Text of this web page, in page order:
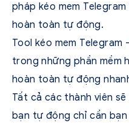
pháp kéo mem
hoàn toàn tự động.
Tool kéo mem Telegram
trong những phần mềm
hoàn toàn tự động
Tất cả các thành viên
bạn tự động chỉ cần